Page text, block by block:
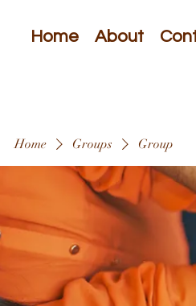
Home About
Home Groups Group